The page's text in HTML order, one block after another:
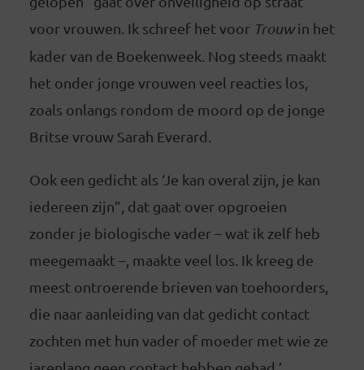
voor vrouwen. Ik schreef het voor Trouwin het
kader van de Boekenweek. Nog steeds maakt
het onder jonge vrouwen veel reacties los,
zoals onlangs rondom de moord op de jonge
Britse vrouw Sarah Everard.
Ook een gedicht als ‘Je kan overal zijn, je kan
iedereen zijn”, dat gaat over opgroeien
zonder je biologische vader – wat ik zelf heb
meegemaakt –, maakte veel los. Ik kreeg de
meest ontroerende brieven van toehoorders,
die naar aanleiding van dat gedicht contact
zochten met hun vader of moeder met wie ze